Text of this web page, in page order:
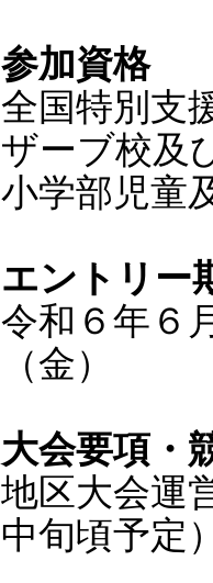
参加資格
全国特別支
ザーブ校及
小学部児童
エントリー
令和６年６
（金）
大会要項・
地区大会運
中旬頃予定